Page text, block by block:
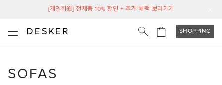
[개인회원] 전제품 10% 할인 + 추가 혜택 보러가기
SHOPPING
SOFAS